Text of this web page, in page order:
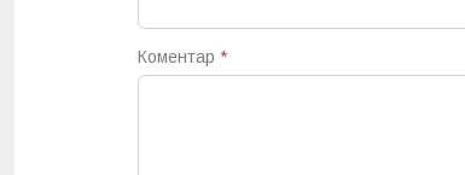
Коментар *